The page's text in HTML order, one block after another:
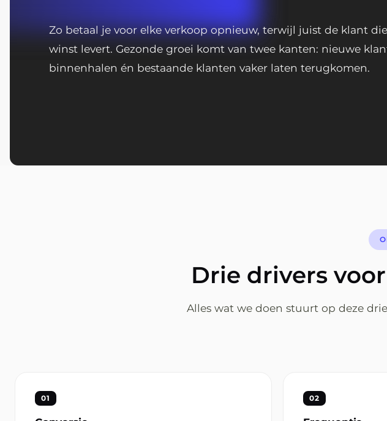
Zo betaal je voor elke verkoop opnieuw, terwijl juist de klant
winst levert. Gezonde groei komt van twee kanten: nieuwe
binnenhalen én bestaande klanten vaker laten terugkomen.
Drie drivers
Alles wat we doen stuurt op deze
01 02